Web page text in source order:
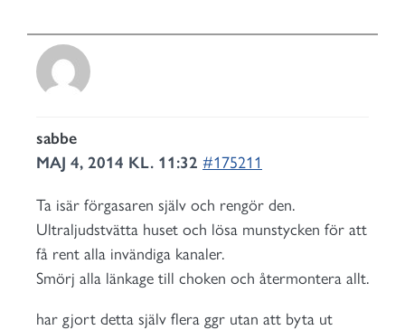
sabbe
MAJ 4, 2014 KL. 11:32 #175211
Ta isär förgasaren själv och rengör den.
Ultraljudstvätta huset och lösa munstycken för att
få rent alla invändiga kanaler.
Smörj alla länkage till choken och återmontera allt.
har gjort detta själv flera ggr utan att byta ut